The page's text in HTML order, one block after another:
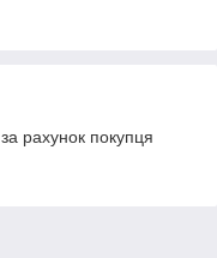
рахунок покупця